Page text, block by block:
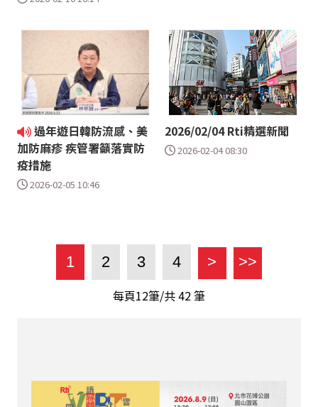
過年遊日韓防流感、美
加防麻疹 疾管署籲落實防
疫措施
2026-02-05 10:46
2026/02/04 Rti精選新聞
2026-02-04 08:30
1 2 3 4 > >>
每頁12筆/共42筆